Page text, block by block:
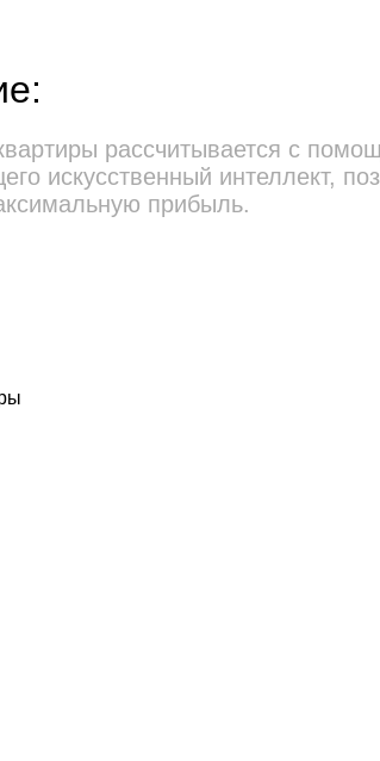
рассчитывается с
искусственный интеллект,
прибыль.